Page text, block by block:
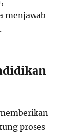
menjawab
proses